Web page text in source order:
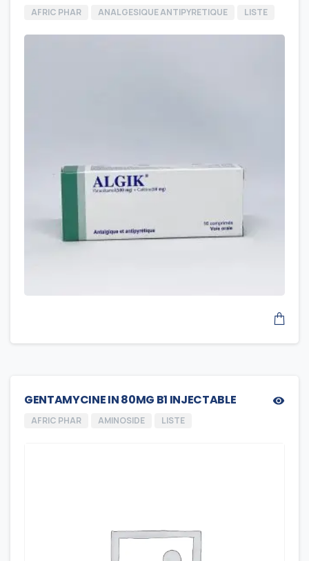
AFRIC PHAR ANALGESIQUE ANTIPYRETIQUE LISTE
GENTAMYCINE IN 80MG B1 INJECTABLE
AFRIC PHAR AMINOSIDE LISTE